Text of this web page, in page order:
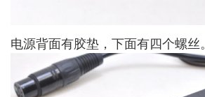
电源背面有胶垫，下面有四个螺丝。